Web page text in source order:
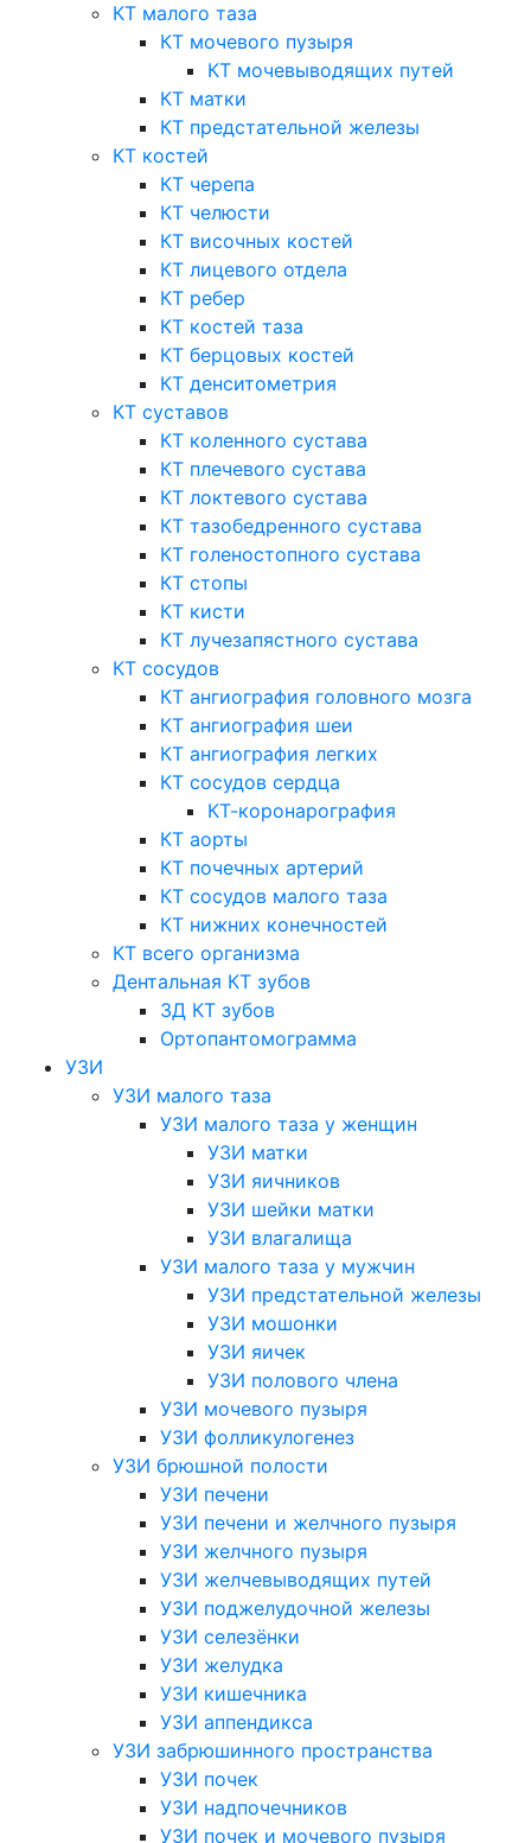
КТ малого таза
КТ мочевого пузыря
КТ мочевыводящих путей
КТ матки
КТ предстательной железы
КТ костей
КТ черепа
КТ челюсти
КТ височных костей
КТ лицевого отдела
КТ ребер
КТ костей таза
КТ берцовых костей
КТ денситометрия
КТ суставов
КТ коленного сустава
КТ плечевого сустава
КТ локтевого сустава
КТ тазобедренного сустава
КТ голеностопного сустава
КТ стопы
КТ кисти
КТ лучезапястного сустава
КТ сосудов
КТ ангиография головного мозга
КТ ангиография шеи
КТ ангиография легких
КТ сосудов сердца
КТ-коронарография
КТ аорты
КТ почечных артерий
КТ сосудов малого таза
КТ нижних конечностей
КТ всего организма
Дентальная КТ зубов
3Д КТ зубов
Ортопантомограмма
УЗИ
УЗИ малого таза
УЗИ малого таза у женщин
УЗИ матки
УЗИ яичников
УЗИ шейки матки
УЗИ влагалища
УЗИ малого таза у мужчин
УЗИ предстательной железы
УЗИ мошонки
УЗИ яичек
УЗИ полового члена
УЗИ мочевого пузыря
УЗИ фолликулогенез
УЗИ брюшной полости
УЗИ печени
УЗИ печени и желчного пузыря
УЗИ желчного пузыря
УЗИ желчевыводящих путей
УЗИ поджелудочной железы
УЗИ селезёнки
УЗИ желудка
УЗИ кишечника
УЗИ аппендикса
УЗИ забрюшинного пространства
УЗИ почек
УЗИ надпочечников
УЗИ почек и мочевого пузыря